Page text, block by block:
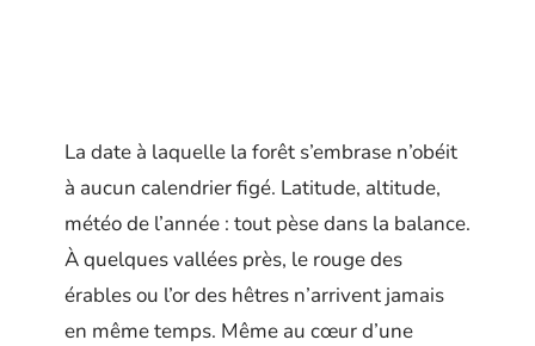
La date à laquelle la forêt s’embrase n’obéit
à aucun calendrier figé. Latitude, altitude,
météo de l’année : tout pèse dans la balance.
À quelques vallées près, le rouge des
érables ou l’or des hêtres n’arrivent jamais
en même temps. Même au cœur d’une